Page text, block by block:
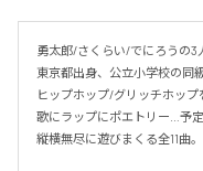
勇太郎/さくらい/でにろうの3
東京都出身、公立小学校の同
ヒップホップ/グリッチホッ
歌にラップにポエトリー…予
縦横無尽に遊びまくる全11曲。